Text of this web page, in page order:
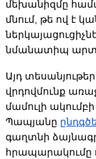
մեխանիզմը
մնում, թե ով է
նմանատիպ
Այդ
վրդովմունք
մամուլի
Պապյանը
գաղտնի
հրապարակումը